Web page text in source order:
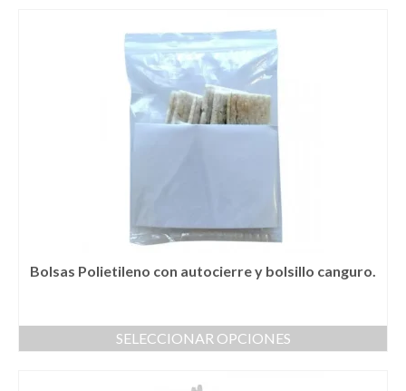
Bolsas Polietileno con autocierre y bolsillo canguro.
SELECCIONAR OPCIONES